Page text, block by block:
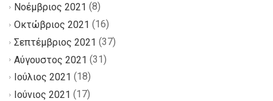
Νοέμβριος 2021 (8)
Οκτώβριος 2021 (16)
Σεπτέμβριος 2021 (37)
Αύγουστος 2021 (31)
Ιούλιος 2021 (18)
Ιούνιος 2021 (17)